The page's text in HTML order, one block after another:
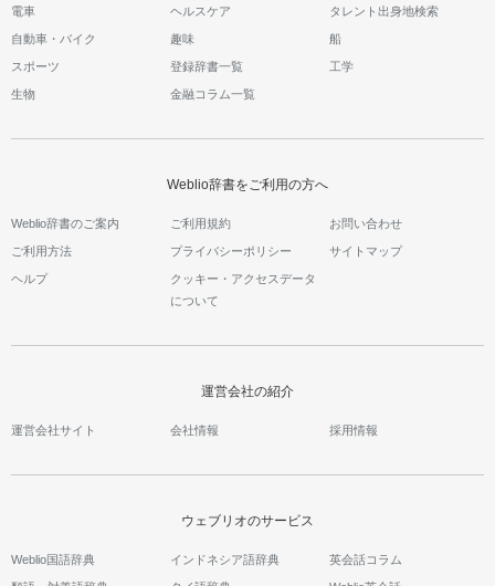
電車 ヘルスケア タレント出身地検索
自動車・バイク 趣味 船
スポーツ 登録辞書一覧 工学
生物 金融コラム一覧
Weblio辞書をご利用の方へ
Weblio辞書のご案内 ご利用規約 お問い合わせ
ご利用方法 プライバシーポリシー サイトマップ
ヘルプ
クッキー・アクセスデータ
について
運営会社の紹介
運営会社サイト 会社情報 採用情報
ウェブリオのサービス
Weblio国語辞典 インドネシア語辞典 英会話コラム